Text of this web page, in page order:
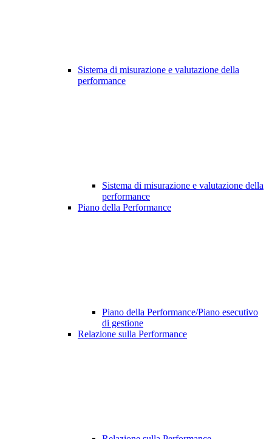
Sistema di misurazione e valutazione della
performance
Sistema di misurazione e valutazione della
performance
Piano della Performance
Piano della Performance/Piano esecutivo
di gestione
Relazione sulla Performance